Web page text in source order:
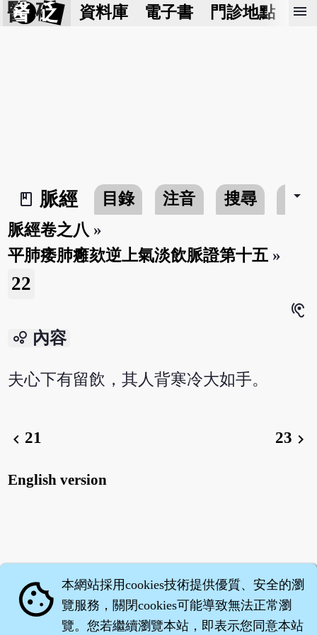
醫 砭 資料庫 電子書 門診地點 預
menu
book_2
脈經 目錄 注音 搜尋 書介
arrow_drop_down
脈經卷之八 »
平肺痿肺癰欬逆上氣淡飲脈證第十五 »
22
hearing
bubble_chart 內容
夫心下有留飲，其人背寒冷大如手。
chevron_left 21 23 chevron_right
English version
cookie 本網站採用cookies技術提供優質、安全的瀏
覽服務，關閉cookies可能導致無法正常瀏
覽。您若繼續瀏覽本站，即表示您同意本站